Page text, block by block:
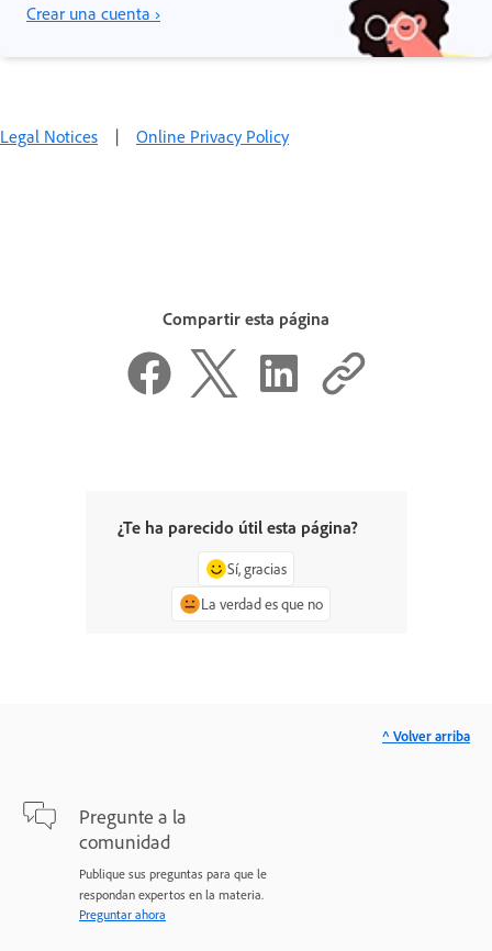
Crear una cuenta ›
Legal Notices | Online Privacy Policy
Compartir esta página
¿Te ha parecido útil esta página?
Sí, gracias
La verdad es que no
Pregunte a la
comunidad
Publique sus preguntas para que le
respondan expertos en la materia.
Preguntar ahora
^ Volver arriba